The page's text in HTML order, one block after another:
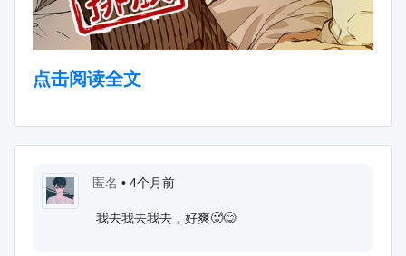
点击阅读全文
匿名 • 4个月前
我去我去我去，好爽🥵😋